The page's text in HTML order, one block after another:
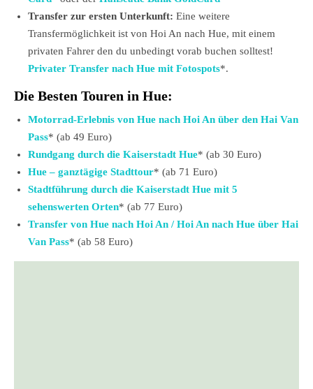
Transfer zur ersten Unterkunft: Eine weitere
Transfermöglichkeit ist von Hoi An nach Hue, mit einem
privaten Fahrer den du unbedingt vorab buchen solltest!
Privater Transfer nach Hue mit Fotospots*.
Die Besten Touren in Hue:
Motorrad-Erlebnis von Hue nach Hoi An über den Hai Van
Pass* (ab 49 Euro)
Rundgang durch die Kaiserstadt Hue* (ab 30 Euro)
Hue – ganztägige Stadttour* (ab 71 Euro)
Stadtführung durch die Kaiserstadt Hue mit 5
sehenswerten Orten* (ab 77 Euro)
Transfer von Hue nach Hoi An / Hoi An nach Hue über Hai
Van Pass* (ab 58 Euro)